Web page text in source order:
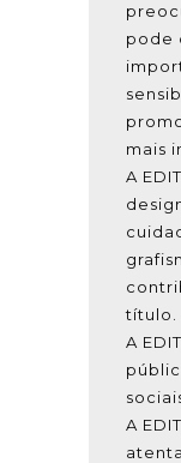
pode
mais
A
título.
A
A